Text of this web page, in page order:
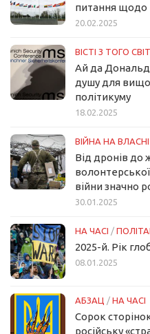
питання щодо
20.02.2025
ВІСТІ З ТОГО
Ай да
душу для
політикуму
18.02.2025
ВІЙНА НА ВЛАСНІ
Від дронів до
війни значно
30.01.2025
НА ЧАСІ /
2025-й. Рік
08.01.2025
АБЗАЦ / НА ЧАСІ
Сорок
російську